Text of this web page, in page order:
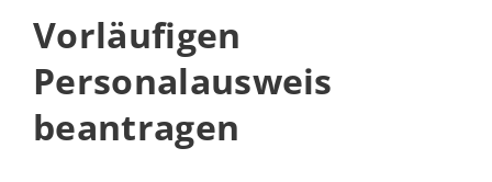
Vorläufigen
Personalausweis
beantragen